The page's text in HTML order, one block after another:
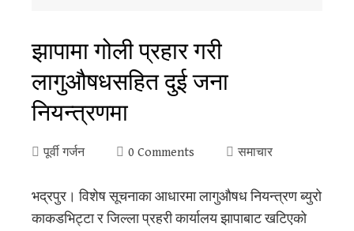
झापामा गोली प्रहार गरी
लागुऔषधसहित दुई जना
नियन्त्रणमा
पूर्वी गर्जन 0 Comments समाचार
भद्रपुर। विशेष सूचनाका आधारमा लागुऔषध नियन्त्रण ब्युरो
काकडभिट्टा र जिल्ला प्रहरी कार्यालय झापाबाट खटिएको